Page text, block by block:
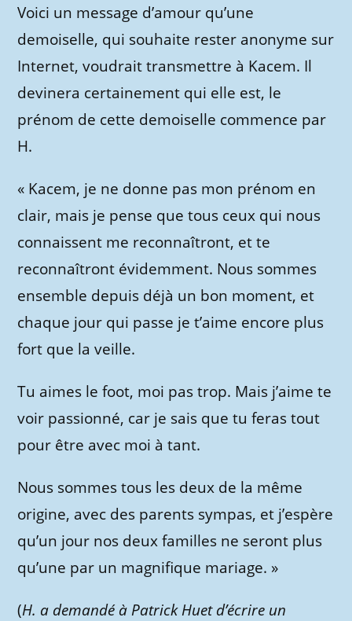
Voici un message d’amour qu’une
demoiselle, qui souhaite rester anonyme sur
Internet, voudrait transmettre à Kacem. Il
devinera certainement qui elle est, le
prénom de cette demoiselle commence par
H.
« Kacem, je ne donne pas mon prénom en
clair, mais je pense que tous ceux qui nous
connaissent me reconnaîtront, et te
reconnaîtront évidemment. Nous sommes
ensemble depuis déjà un bon moment, et
chaque jour qui passe je t’aime encore plus
fort que la veille.
Tu aimes le foot, moi pas trop. Mais j’aime te
voir passionné, car je sais que tu feras tout
pour être avec moi à tant.
Nous sommes tous les deux de la même
origine, avec des parents sympas, et j’espère
qu’un jour nos deux familles ne seront plus
qu’une par un magnifique mariage. »
(H. a demandé à Patrick Huet d’écrire un